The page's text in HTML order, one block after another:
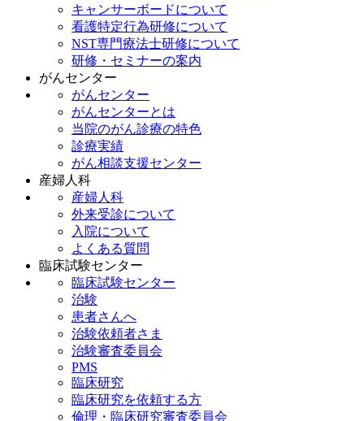
キャンサーボードについて
看護特定行為研修について
NST専門療法士研修について
研修・セミナーの案内
がんセンター
がんセンター
がんセンターとは
当院のがん診療の特色
診療実績
がん相談支援センター
産婦人科
産婦人科
外来受診について
入院について
よくある質問
臨床試験センター
臨床試験センター
治験
患者さんへ
治験依頼者さま
治験審査委員会
PMS
臨床研究
臨床研究を依頼する方
倫理・臨床研究審査委員会